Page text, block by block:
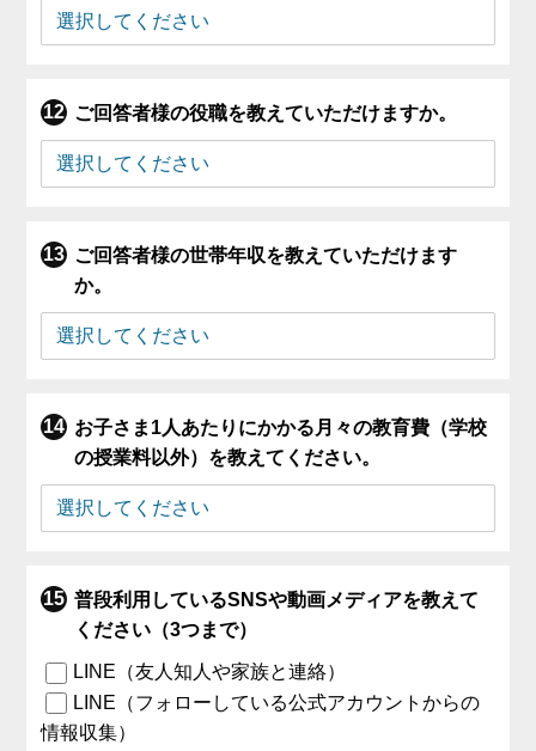
ご回答者様の役職を教えていただけますか。
ご回答者様の世帯年収を教えていただけます
か。
お子さま1人あたりにかかる月々の教育費（学校
の授業料以外）を教えてください。
普段利用しているSNSや動画メディアを教えて
ください（3つまで）
LINE（友人知人や家族と連絡）
LINE（フォローしている公式アカウントからの
情報収集）